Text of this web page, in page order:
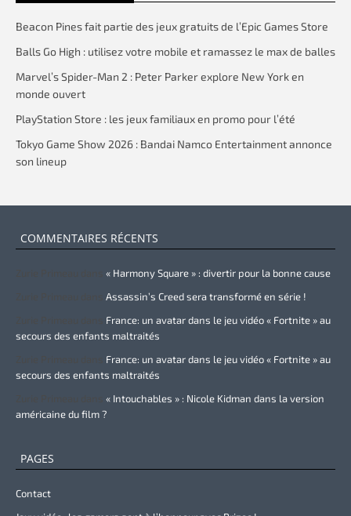
Beacon Pines fait partie des jeux gratuits de l’Epic Games Store
Balls Go High : utilisez votre mobile et ramassez le max de balles
Marvel’s Spider-Man 2 : Peter Parker explore New York en
monde ouvert
PlayStation Store : les jeux familiaux en promo pour l’été
Tokyo Game Show 2026 : Bandai Namco Entertainment annonce
son lineup
COMMENTAIRES RÉCENTS
« Harmony Square » : divertir pour la bonne cause
Assassin’s Creed sera transformé en série !
France: un avatar dans le jeu vidéo « Fortnite » au
secours des enfants maltraités
France: un avatar dans le jeu vidéo « Fortnite » au
secours des enfants maltraités
« Intouchables » : Nicole Kidman dans la version
américaine du film ?
PAGES
Contact